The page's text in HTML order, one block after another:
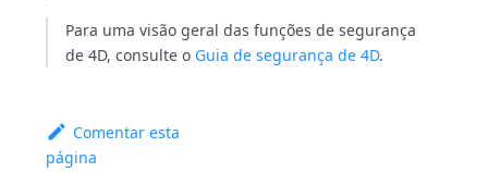
Para uma visão geral das funções de segurança
de 4D, consulte o Guia de segurança de 4D.
Comentar esta
página